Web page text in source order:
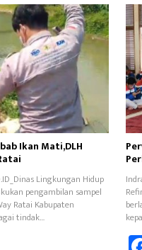
Ikan Mati,DLH
Lingkungan Hidup
pengambilan sampel
Ratai Kabupaten
tindak…